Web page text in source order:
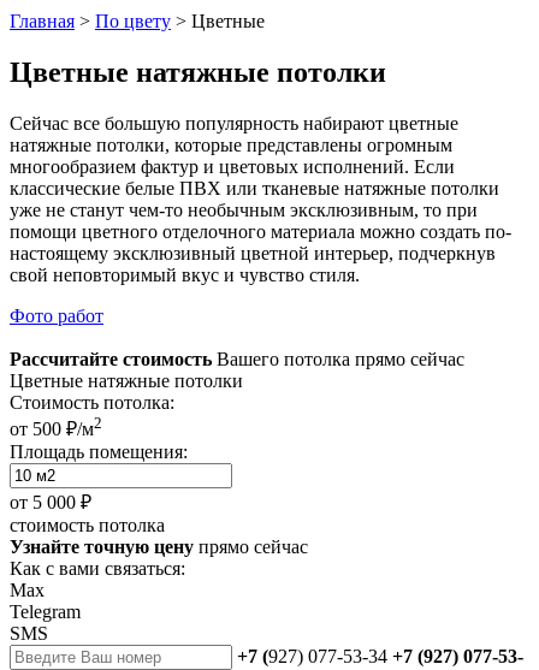
Главная > По цвету > Цветные
Цветные натяжные потолки
Сейчас все большую популярность набирают цветные
натяжные потолки, которые представлены огромным
многообразием фактур и цветовых исполнений. Если
классические белые ПВХ или тканевые натяжные потолки
уже не станут чем-то необычным эксклюзивным, то при
помощи цветного отделочного материала можно создать по-
настоящему эксклюзивный цветной интерьер, подчеркнув
свой неповторимый вкус и чувство стиля.
Фото работ
Рассчитайте стоимость Вашего потолка прямо сейчас
Цветные натяжные потолки
Стоимость потолка:
от 500 ₽/м2
Площадь помещения:
от 5 000 ₽
стоимость потолка
Узнайте точную цену прямо сейчас
Как с вами связаться:
Max
Telegram
SMS
+7 (927) 077-53-34 +7 (927) 077-53-